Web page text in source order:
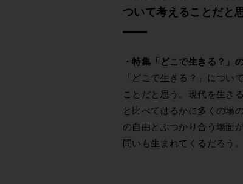
ついて考えることだと
・特集「どこで生きる？」
「どこで生きる？」につい
ことだと思う。現代を生き
と比べてはるかに多くの場
の自由とぶつかり合う場面
問いも生まれてくるだろう